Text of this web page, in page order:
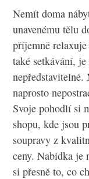
Nemít doma
unavenému tělu
příjemně
také setkávání,
naprosto
Svoje pohodlí si
shopu, kde jsou
soupravy z
ceny. Nabídka je
si přesně to, co